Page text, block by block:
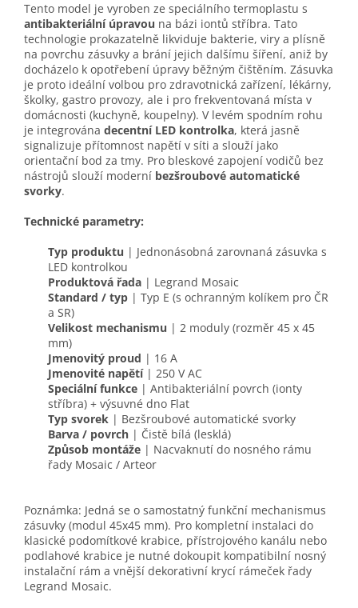
Tento model je vyroben ze speciálního termoplastu s
antibakteriální úpravou na bázi iontů stříbra. Tato
technologie prokazatelně likviduje bakterie, viry a plísně
na povrchu zásuvky a brání jejich dalšímu šíření, aniž by
docházelo k opotřebení úpravy běžným čištěním. Zásuvka
je proto ideální volbou pro zdravotnická zařízení, lékárny,
školky, gastro provozy, ale i pro frekventovaná místa v
domácnosti (kuchyně, koupelny). V levém spodním rohu
je integrována decentní LED kontrolka, která jasně
signalizuje přítomnost napětí v síti a slouží jako
orientační bod za tmy. Pro bleskové zapojení vodičů bez
nástrojů slouží moderní bezšroubové automatické
svorky.
Technické parametry:
Typ produktu | Jednonásobná zarovnaná zásuvka s
LED kontrolkou
Produktová řada | Legrand Mosaic
Standard / typ | Typ E (s ochranným kolíkem pro ČR
a SR)
Velikost mechanismu | 2 moduly (rozměr 45 x 45
mm)
Jmenovitý proud | 16 A
Jmenovité napětí| 250 V AC
Speciální funkce | Antibakteriální povrch (ionty
stříbra) + výsuvné dno Flat
Typ svorek | Bezšroubové automatické svorky
Barva / povrch | Čistě bílá (lesklá)
Způsob montáže | Nacvaknutí do nosného rámu
řady Mosaic / Arteor
Poznámka: Jedná se o samostatný funkční mechanismus
zásuvky (modul 45x45 mm). Pro kompletní instalaci do
klasické podomítkové krabice, přístrojového kanálu nebo
podlahové krabice je nutné dokoupit kompatibilní nosný
instalační rám a vnější dekorativní krycí rámeček řady
Legrand Mosaic.